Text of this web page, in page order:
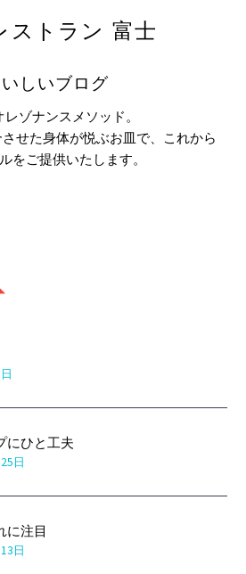
ストラン 富士
しいブログ
ゾナンスメソッド。
せた身体が悦ぶお皿で、これから
をご提供いたします。
にひと工夫
日
に注目
日